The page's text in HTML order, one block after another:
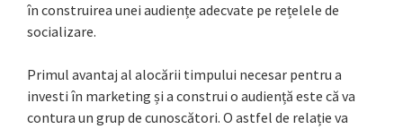
în construirea unei audiențe adecvate pe rețelele de
socializare.
Primul avantaj al alocării timpului necesar pentru a
investi în marketing și a construi o audiență este că va
contura un grup de cunoscători. O astfel de relație va